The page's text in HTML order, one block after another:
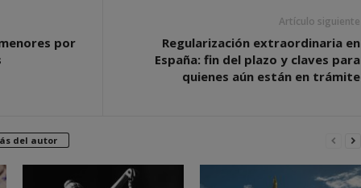
por
Artículo siguiente
Regularización extraordinaria en
España: fin del plazo y claves para
quienes aún están en trámite
del autor